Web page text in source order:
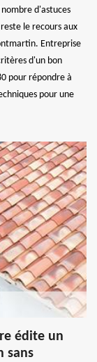
d'astuces
le recours aux
Entreprise
d'un bon
pour répondre à
pour une
édite un
sans